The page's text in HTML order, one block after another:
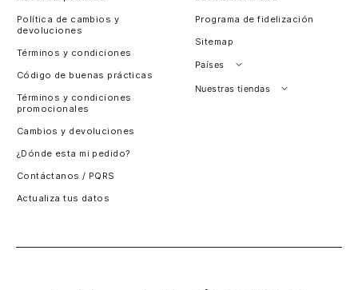
triunfal como capa intermedia, por ello, tendrás
tejidos que marcan tendencia al dar
un aire bohemio y moderno. Además, los
mujertoman protagonismo al hacer match con blusas,
Resumiendo, los
mujerconsiguen equilibrar el confort y el diseño,
logrando que cada look transmita autenticidad. ¿Ya
Política de cambios y
devoluciones
Términos y condiciones
Código de buenas prácticas
Términos y condiciones
promocionales
Cambios y devoluciones
¿Dónde esta mi pedido?
Contáctanos / PQRS
Actualiza tus datos
Programa de fidelización
Sitemap
Países
Perú
Nuestras tiendas